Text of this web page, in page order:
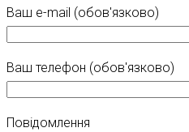
Ваш e-mail (обов'язково)
Ваш телефон (обов'язково)
Повідомлення